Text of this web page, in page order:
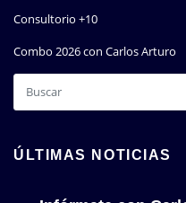
Consultorio +10
Combo 2026 con Carlos Arturo
ÚLTIMAS NOTICIAS